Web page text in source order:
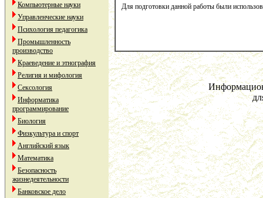
Компьютерные науки
Управленческие науки
Психология педагогика
Промышленность
производство
Краеведение и этнография
Религия и мифология
Сексология
Информатика
программирование
Биология
Физкультура и спорт
Английский язык
Математика
Безопасность
жизнедеятельности
Банковское дело
Для подготовки данной работы были